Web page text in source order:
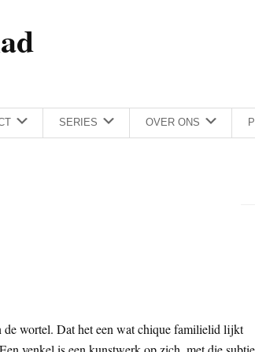
SERIES OVER ONS
de wortel. Dat het een wat chique familielid lijkt